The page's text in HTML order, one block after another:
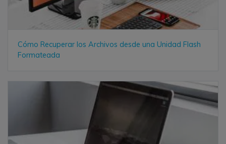
Cómo Recuperar los Archivos desde una Unidad Flash
Formateada